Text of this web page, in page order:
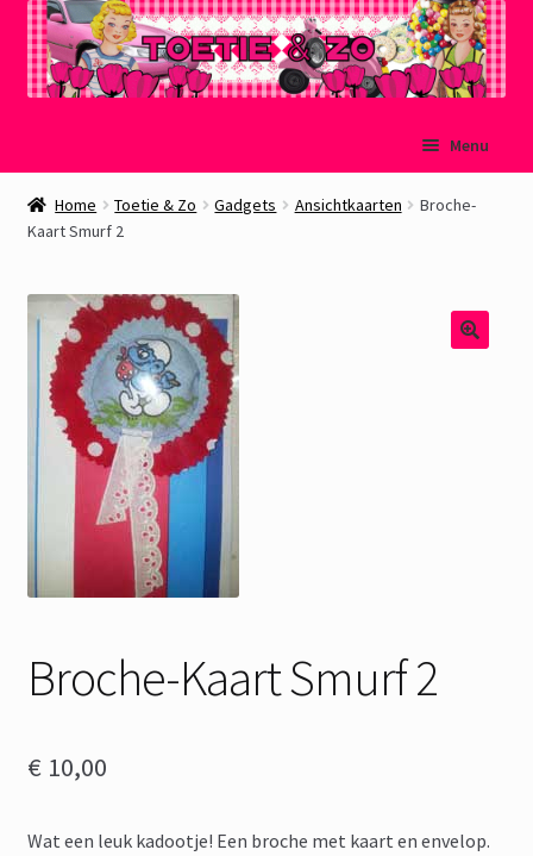
naar
navigatie
de
inhoud
Menu
Welkom
Winkelmand
Afrekenen
Over Toetie & Zo
Gastenboek
Home Toetie & Zo Gadgets Ansichtkaarten
Broche-
Kaart Smurf 2
Broche-Kaart Smurf 2
€ 10,00
Wat een leuk kadootje! Een broche met kaart en envelop.